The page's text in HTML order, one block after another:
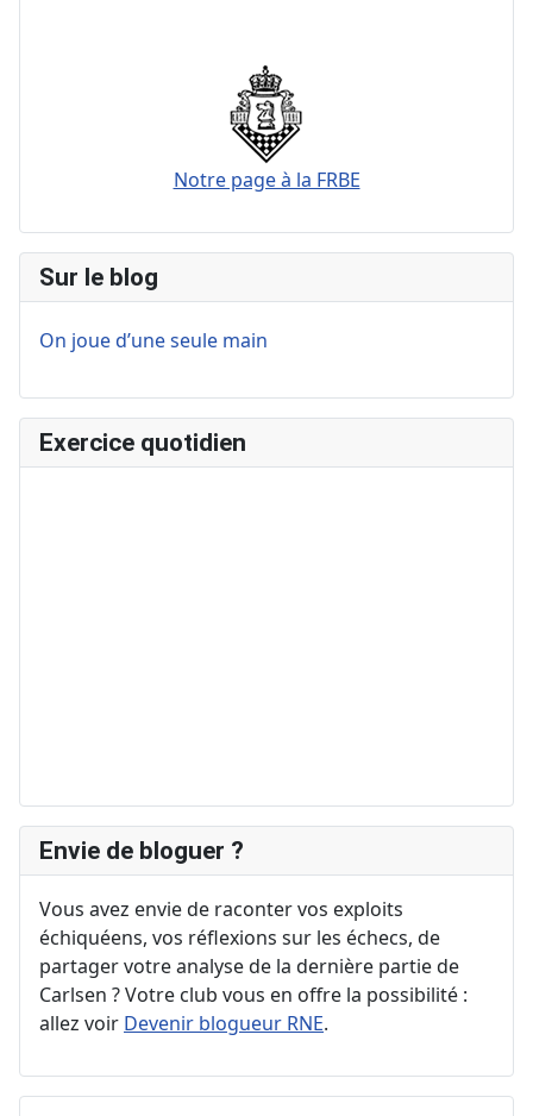
Notre page à la FRBE
Sur le blog
On joue d’une seule main
Exercice quotidien
Envie de bloguer ?
Vous avez envie de raconter vos exploits
échiquéens, vos réflexions sur les échecs, de
partager votre analyse de la dernière partie de
Carlsen ? Votre club vous en offre la possibilité :
allez voir Devenir blogueur RNE.